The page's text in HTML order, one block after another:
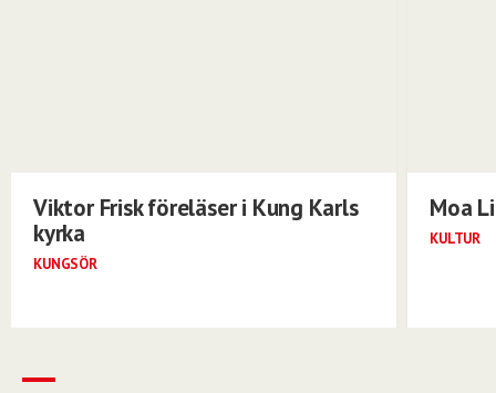
Viktor Frisk föreläser i Kung Karls
kyrka
KUNGSÖR
Moa
KULTUR